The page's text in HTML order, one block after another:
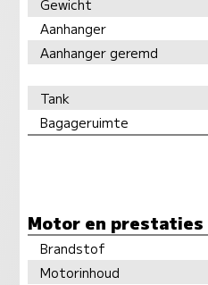
Gewicht
Aanhanger
Aanhanger geremd
Tank
Bagageruimte
Motor en prestaties
Brandstof
Motorinhoud